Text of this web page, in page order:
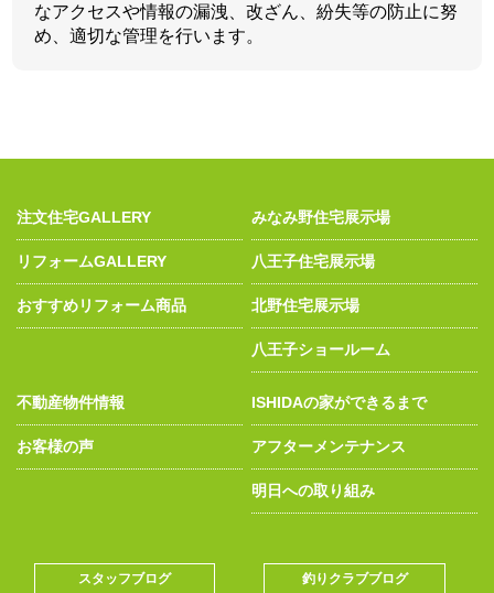
なアクセスや情報の漏洩、改ざん、紛失等の防止に努
め、適切な管理を行います。
注文住宅GALLERY
リフォームGALLERY
おすすめリフォーム商品
みなみ野住宅展示場
八王子住宅展示場
北野住宅展示場
八王子ショールーム
不動産物件情報
お客様の声
ISHIDAの家ができるまで
アフターメンテナンス
明日への取り組み
スタッフブログ 釣りクラブブログ